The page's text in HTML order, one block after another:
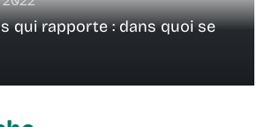
qui rapporte : dans quoi se